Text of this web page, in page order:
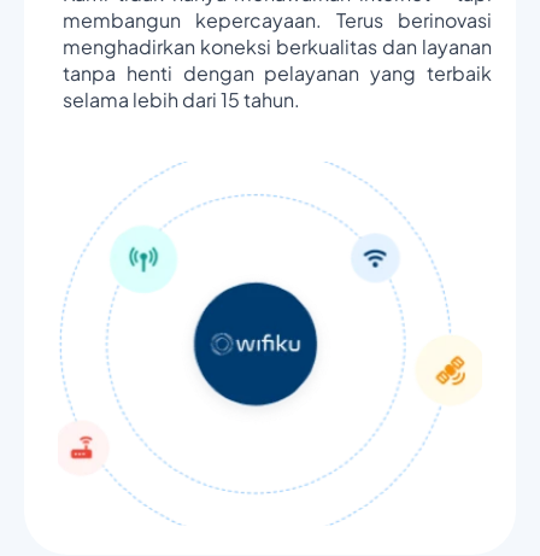
membangun kepercayaan. Terus berinovasi
menghadirkan koneksi berkualitas dan layanan
tanpa henti dengan pelayanan yang terbaik
selama lebih dari 15 tahun.